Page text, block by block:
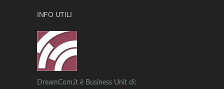
INFO UTILI
DreamCom,it è Business Unit di: